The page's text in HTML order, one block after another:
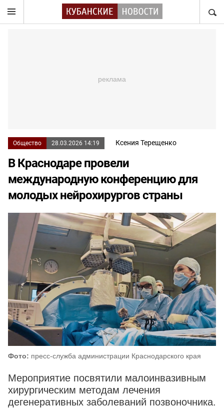
Общество 28.03.2026 14:19 Ксения Терещенко
В Краснодаре провели
международную конференцию для
молодых нейрохирургов страны
Фото: пресс-служба администрации Краснодарского края
Мероприятие посвятили малоинвазивным
хирургическим методам лечения
дегенеративных заболеваний позвоночника.